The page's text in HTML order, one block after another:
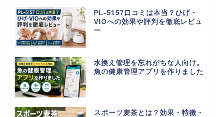
PL-5157口コミは本当？ひげ・
VIOへの効果や評判を徹底レビュ
ー
水換え管理を忘れがちな人向け。
魚の健康管理アプリを作りました
スポーツ麦茶とは？効果・特徴・